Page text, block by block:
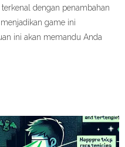
dengan penambahan
game ini
ini akan memandu Anda